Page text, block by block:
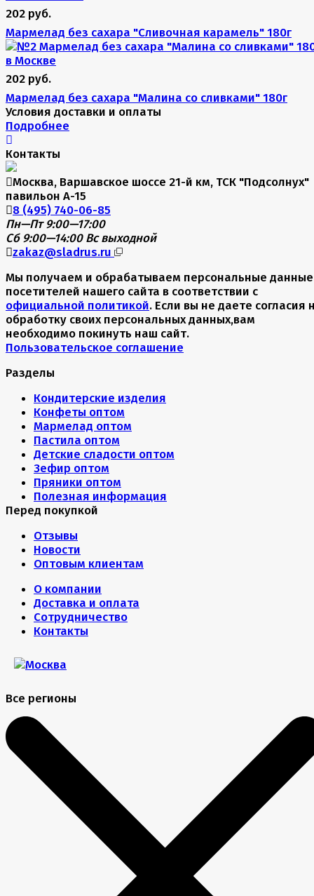
202 руб.
Мармелад без сахара "Сливочная карамель" 180г
202 руб.
Мармелад без сахара "Малина со сливками" 180г
Условия доставки и оплаты
Подробнее
Контакты
Москва, Варшавское шоссе 21-й км, ТСК "Подсолнух"
павильон А-15
8 (495) 740-06-85
Пн—Пт 9:00—17:00
Сб 9:00—14:00 Вс выходной
zakaz@sladrus.ru
Мы получаем и обрабатываем персональные данные
посетителей нашего сайта в соответствии с
официальной политикой. Если вы не даете согласия
обработку своих персональных данных,вам
необходимо покинуть наш сайт.
Пользовательское соглашение
Разделы
Кондитерские изделия
Конфеты оптом
Мармелад оптом
Пастила оптом
Детские сладости оптом
Зефир оптом
Пряники оптом
Полезная информация
Перед покупкой
Отзывы
Новости
Оптовым клиентам
О компании
Доставка и оплата
Сотрудничество
Контакты
Все регионы